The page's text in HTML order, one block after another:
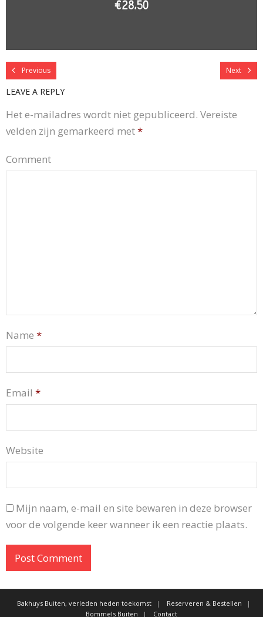
Previous Next
LEAVE A REPLY
Het e-mailadres wordt niet gepubliceerd. Vereiste
velden zijn gemarkeerd met*
Comment
Name *
Email *
Website
Mijn naam, e-mail en site bewaren in deze browser
voor de volgende keer wanneer ik een reactie plaats.
Bakhuys Buiten, verleden heden toekomst
Reserveren & Bestellen
Bommels Buiten
Contact